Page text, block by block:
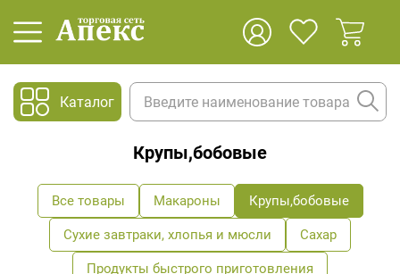
Каталог
Крупы,бобовые
Все товары Макароны Крупы,бобовые
Сухие завтраки, хлопья и мюсли Сахар
Продукты быстрого приготовления